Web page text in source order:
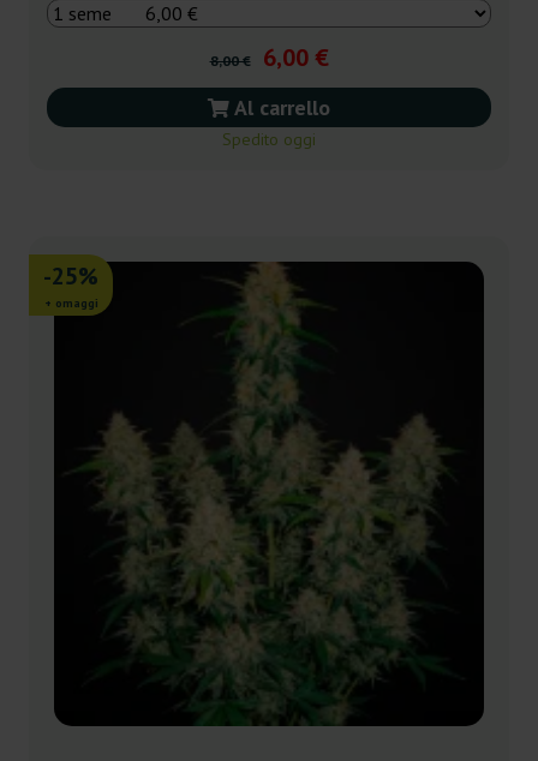
8,00 € 6,00 €
Al carrello
Spedito oggi
-25%
+ omaggi